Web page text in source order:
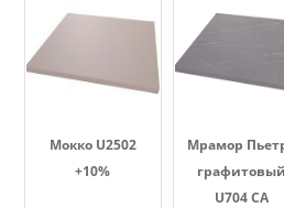
Мокко U2502
+10%
Мрамор
графитовый
U704 CA